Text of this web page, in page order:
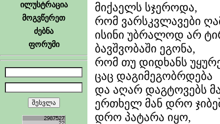
ილუსტრაცია
მოგვწერეთ
ძებნა
ფორუმი
მიქაელს სჯეროდა,
რომ ვარსკვლავები
ისინი უბრალოდ არ
ბავშვობაში ეგონა,
რომ თუ დიდხანს
ცაც დაგიმეგობრდება
და აღარ დაგტოვებს
ერთხელ მან დრო
დრო პატარა იყო,